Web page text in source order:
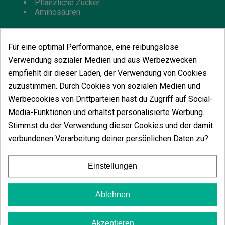
Pflanzliche Zucker.
Aminosäuren.
Vielleicht gefällt Ihnen auch
Terra Flores
10,42 €
In den Warenkorb
Für eine optimal Performance, eine reibungslose
Verwendung sozialer Medien und aus Werbezwecken
empfiehlt dir dieser Laden, der Verwendung von Cookies
zuzustimmen. Durch Cookies von sozialen Medien und
Werbecookies von Drittparteien hast du Zugriff auf Social-
Media-Funktionen und erhältst personalisierte Werbung.
Stimmst du der Verwendung dieser Cookies und der damit
verbundenen Verarbeitung deiner persönlichen Daten zu?
Einstellungen
Ablehnen